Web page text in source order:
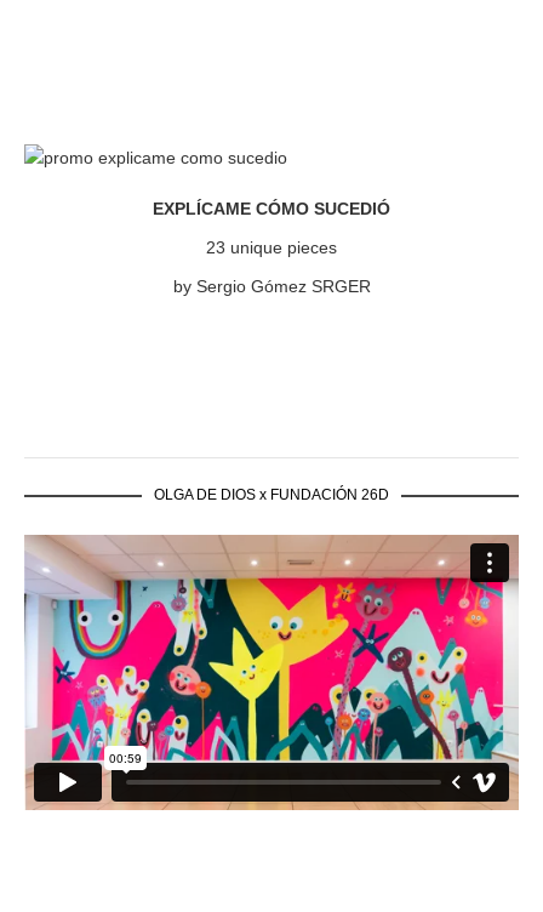
EXPLÍCAME CÓMO SUCEDIÓ
23 unique pieces
by Sergio Gómez SRGER
OLGA DE DIOS x FUNDACIÓN 26D